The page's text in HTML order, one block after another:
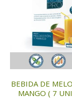
BEBIDA DE
MANGO ( 7